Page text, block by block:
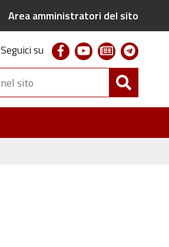
Area amministratori del sito
Seguici su facebookyoutubenewsletter
Cerca
nel
sito